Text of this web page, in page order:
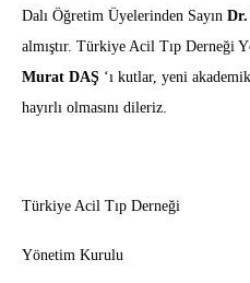
Dalı Öğretim Üyelerinden Sayın
almıştır. Türkiye Acil Tıp Derneği
Murat DAŞ ‘ı kutlar, yeni
hayırlı olmasını dileriz.
Türkiye Acil Tıp Derneği
Yönetim Kurulu